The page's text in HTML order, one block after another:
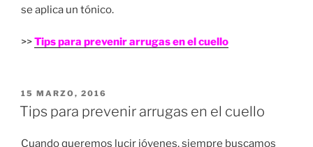
se aplica un tónico.
>>Tips para prevenir arrugas en el cuello
PUBLICADO
EN
15 MARZO, 2016
Tips para prevenir arrugas en el cuello
Cuando queremos lucir jóvenes, siempre buscamos